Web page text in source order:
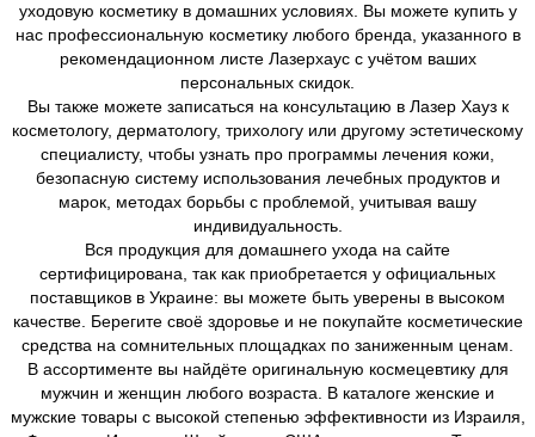
уходовую косметику в домашних условиях. Вы можете купить у
нас профессиональную косметику любого бренда, указанного в
рекомендационном листе Лазерхаус с учётом ваших
персональных скидок.
Вы также можете записаться на консультацию в Лазер Хауз к
косметологу, дерматологу, трихологу или другому эстетическому
специалисту, чтобы узнать про программы лечения кожи,
безопасную систему использования лечебных продуктов и
марок, методах борьбы с проблемой, учитывая вашу
индивидуальность.
Вся продукция для домашнего ухода на сайте
сертифицирована, так как приобретается у официальных
поставщиков в Украине: вы можете быть уверены в высоком
качестве. Берегите своё здоровье и не покупайте косметические
средства на сомнительных площадках по заниженным ценам.
В ассортименте вы найдёте оригинальную космецевтику для
мужчин и женщин любого возраста. В каталоге женские и
мужские товары с высокой степенью эффективности из Израиля,